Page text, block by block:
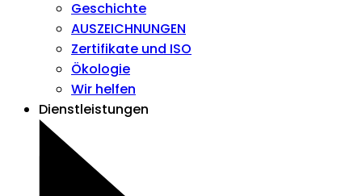
Geschichte
AUSZEICHNUNGEN
Zertifikate und ISO
Ökologie
Wir helfen
Dienstleistungen